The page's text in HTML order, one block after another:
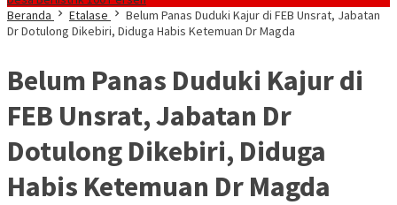
Beranda
Etalase
Belum Panas Duduki Kajur di FEB Unsrat, Jabatan
Dr Dotulong Dikebiri, Diduga Habis Ketemuan Dr Magda
Belum Panas Duduki Kajur di
FEB Unsrat, Jabatan Dr
Dotulong Dikebiri, Diduga
Habis Ketemuan Dr Magda